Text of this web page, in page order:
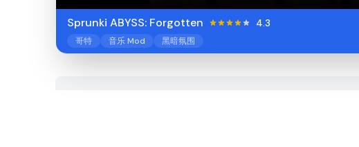
Sprunki ABYSS: Forgotten 4.3
哥特 音乐 Mod 黑暗氛围